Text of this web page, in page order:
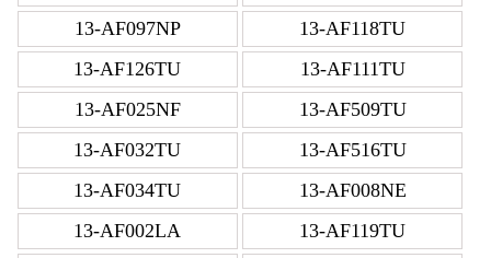
13-AF097NP
13-AF118TU
13-AF126TU
13-AF111TU
13-AF025NF
13-AF509TU
13-AF032TU
13-AF516TU
13-AF034TU
13-AF008NE
13-AF002LA
13-AF119TU